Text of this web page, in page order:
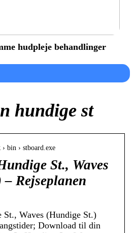
hudpleje behandlinger
hundige st
bin › stboard.exe
St., Waves
Rejseplanen
St., Waves (Hundige St.)
Download til din